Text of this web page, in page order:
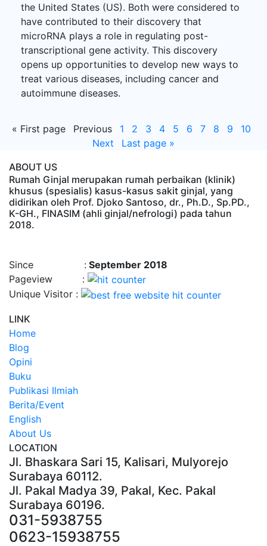
the United States (US). Both were considered to
have contributed to their discovery that
microRNA plays a role in regulating post-
transcriptional gene activity. This discovery
opens up opportunities to develop new ways to
treat various diseases, including cancer and
autoimmune diseases.
« First page Previous 1 2 3 4 5 6 7 8 9
10
Next
Last page »
ABOUT US
Rumah Ginjal merupakan rumah perbaikan (klinik)
khusus (spesialis) kasus-kasus sakit ginjal, yang
didirikan oleh Prof. Djoko Santoso, dr., Ph.D., Sp.PD.,
K-GH., FINASIM (ahli ginjal/nefrologi) pada tahun
2018.
Since : September 2018
Pageview :
Unique Visitor :
LINK
Home
Blog
Opini
Buku
Publikasi Ilmiah
Berita/Event
English
About Us
LOCATION
Jl. Bhaskara Sari 15, Kalisari, Mulyorejo
Surabaya 60112.
Jl. Pakal Madya 39, Pakal, Kec. Pakal
Surabaya 60196.
031-5938755
0623-15938755